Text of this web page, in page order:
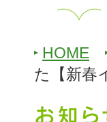
HOME
た【新春